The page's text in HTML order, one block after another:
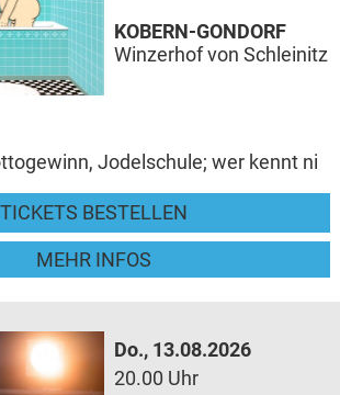
Jodelschule; wer kennt ni
TICKETS BESTELLEN
MEHR INFOS
KOBERN-GONDORF
Winzerhof von Schleinitz
Do., 13.08.2026
20.00 Uhr